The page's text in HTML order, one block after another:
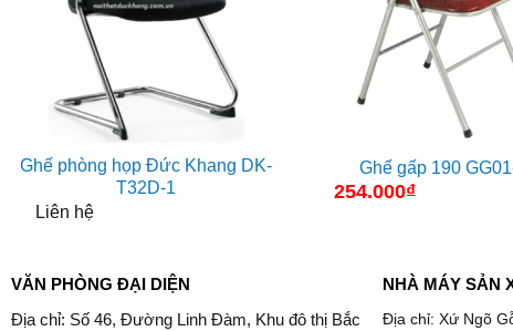
Ghế phòng họp Đức Khang DK-
T32D-1
Liên hệ
Ghế gấp 190
254.000₫
VĂN PHÒNG ĐẠI DIỆN
Địa chỉ: Số 46, Đường Linh Đàm, Khu đô thị Bắc
NHÀ MÁY SẢN
Địa chỉ: Xứ Ngõ